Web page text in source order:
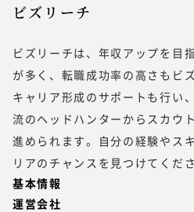
ビズリーチ
ビズリーチは、年収アップを目
が多く、転職成功率の高さもビ
キャリア形成のサポートも行い
流のヘッドハンターからスカウ
進められます。自分の経験やス
リアのチャンスを見つけてくださ
基本情報
運営会社